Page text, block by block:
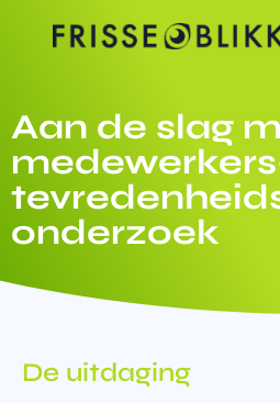
Aan de slag
onderzoek
De uitdaging